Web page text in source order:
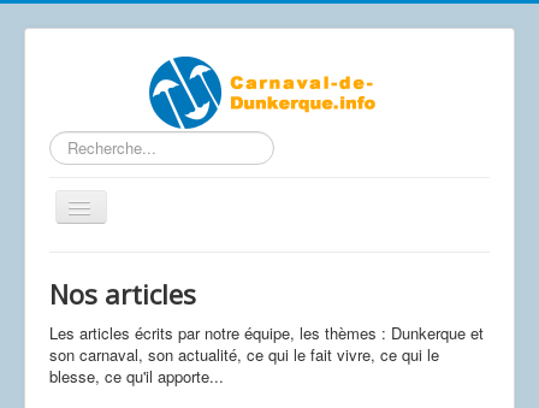
Rechercher
Basculer
la
Accueil
Articles
Calendrier Carnaval 2026
Nos articles
Les articles écrits par notre équipe, les thèmes : Dunkerque et
son carnaval, son actualité, ce qui le fait vivre, ce qui le
blesse, ce qu'il apporte...